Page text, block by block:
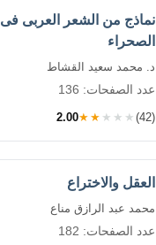
نماذج من الشعر العربى فى
الصحراء
د. محمد سعيد القشاط
عدد الصفحات: 136
2.00★★★★★ (42)
العقل والاختراع
محمد عبد الرازق مناع
عدد الصفحات: 182